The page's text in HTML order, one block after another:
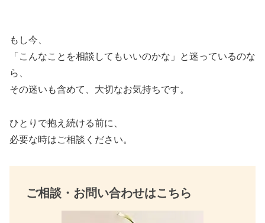
e
b
o
k
もし今、
「こんなことを相談してもいいのかな」と迷っているのな
ら、
その迷いも含めて、大切なお気持ちです。
ひとりで抱え続ける前に、
必要な時はご相談ください。
ご相談・お問い合わせはこちら